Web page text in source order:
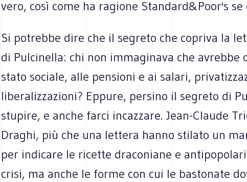
vero, così come ha ragione Standard&Poor's se
Si potrebbe dire che il segreto che copriva la
di Pulcinella: chi non immaginava che avrebbe
stato sociale, alle pensioni e ai salari,
liberalizzazioni? Eppure, persino il segreto di
stupire, e anche farci incazzare. Jean-Claude
Draghi, più che una lettera hanno stilato un
per indicare le ricette draconiane e
crisi, ma anche le forme con cui le bastonate